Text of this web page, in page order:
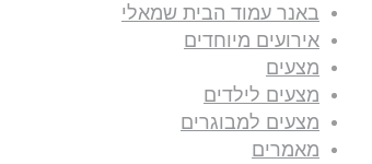
באנר עמוד הבית שמאלי
אירועים מיוחדים
מצעים
מצעים לילדים
מצעים למבוגרים
מאמרים